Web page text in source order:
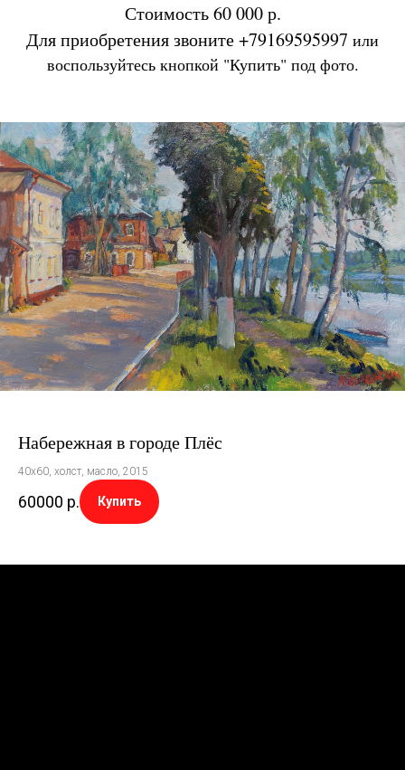
Стоимость 60 000 р.
Для приобретения звоните +79169595997 или
воспользуйтесь кнопкой "Купить" под фото.
Набережная в городе Плёс
40х60, холст, масло, 2015
60000 р. Купить